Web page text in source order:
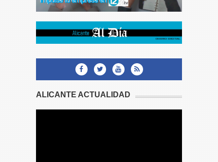
ALICANTE ACTUALIDAD